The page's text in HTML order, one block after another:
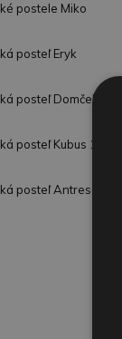
postele Miko
posteľ Eryk
posteľ Domček 2
posteľ Kubus 1
posteľ Antresola